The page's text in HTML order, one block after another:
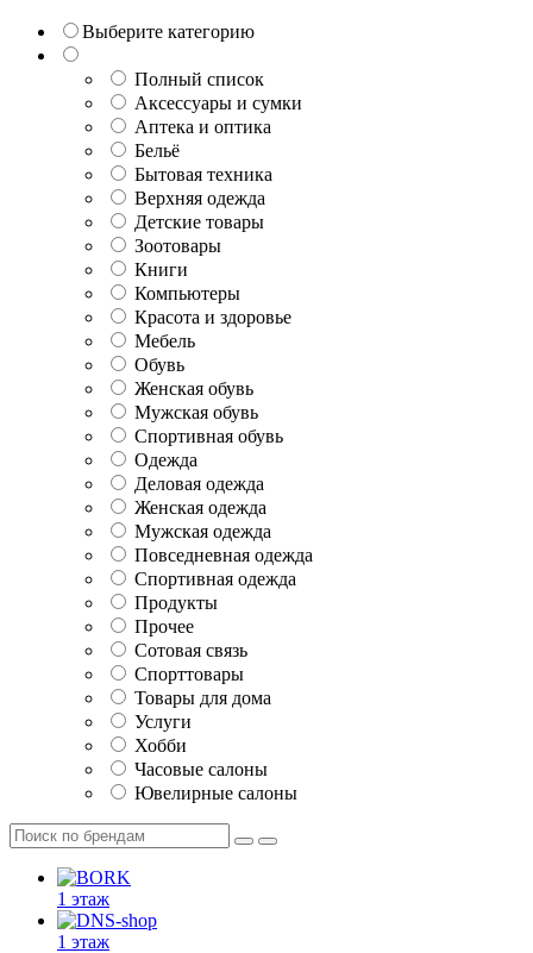
Выберите категорию
Полный список
Аксессуары и сумки
Аптека и оптика
Бельё
Бытовая техника
Верхняя одежда
Детские товары
Зоотовары
Книги
Компьютеры
Красота и здоровье
Мебель
Обувь
Женская обувь
Мужская обувь
Спортивная обувь
Одежда
Деловая одежда
Женская одежда
Мужская одежда
Повседневная одежда
Спортивная одежда
Продукты
Прочее
Сотовая связь
Спорттовары
Товары для дома
Услуги
Хобби
Часовые салоны
Ювелирные салоны
1 этаж
1 этаж